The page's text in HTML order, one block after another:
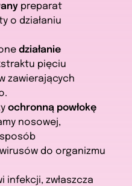
preparat
o działaniu
działanie
pięciu
zawierających
ochronną powłokę
nosowej,
do organizmu
infekcji, zwłaszcza